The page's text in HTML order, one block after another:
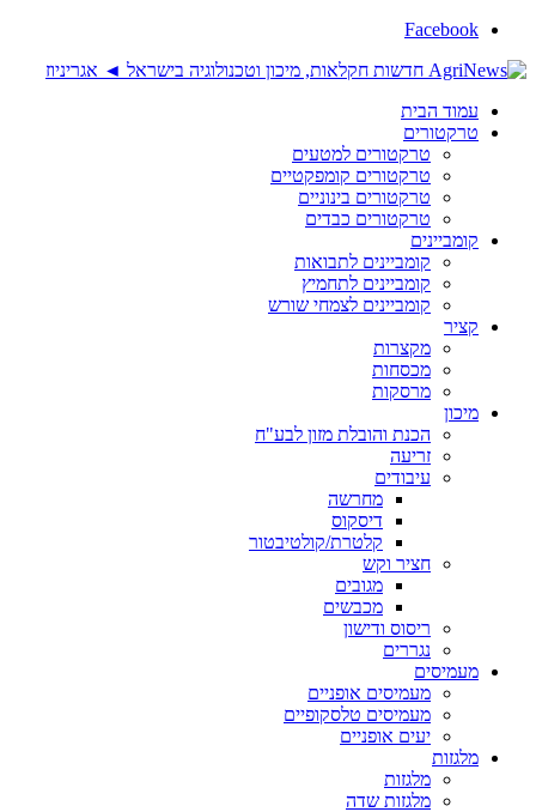
Facebook
עמוד הבית
טרקטורים
טרקטורים למטעים
טרקטורים קומפקטיים
טרקטורים בינוניים
טרקטורים כבדים
קומביינים
קומביינים לתבואות
קומביינים לתחמיץ
קומביינים לצמחי שורש
קציר
מקצרות
מכסחות
מרסקות
מיכון
הכנת והובלת מזון לבע"ח
זריעה
עיבודים
מחרשה
דיסקוס
קלטרת/קולטיבטור
חציר וקש
מגובים
מכבשים
ריסוס ודישון
נגררים
מעמיסים
מעמיסים אופניים
מעמיסים טלסקופיים
יעים אופניים
מלגזות
מלגזות
מלגזות שדה